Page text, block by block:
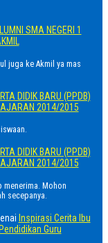
SMA NEGERI 1
juga ke Akmil ya mas
DIDIK BARU (PPDB)
2014/2015
DIDIK BARU (PPDB)
2014/2015
menerima. Mohon
secepanya.
Inspirasi Cerita Ibu
Guru